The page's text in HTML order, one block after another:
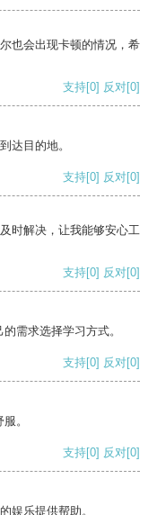
也会出现卡顿的情况，希
支持[0] 反对[0]
达目的地。
支持[0] 反对[0]
时解决，让我能够安心工
支持[0] 反对[0]
需求选择学习方式。
支持[0] 反对[0]
。
支持[0] 反对[0]
娱乐提供帮助。